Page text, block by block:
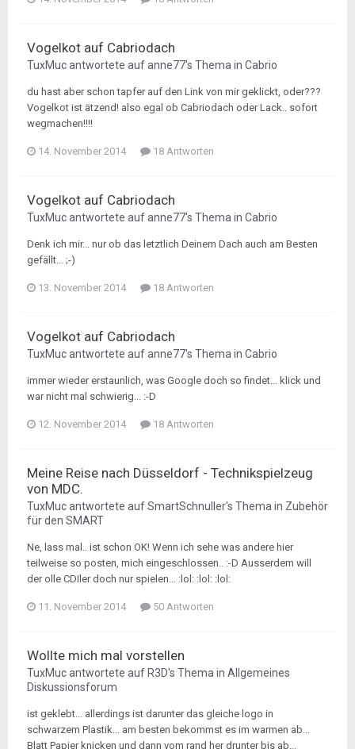
Vogelkot auf Cabriodach
TuxMucantwortete aufanne77's Thema in Cabrio
du hast aber schon tapfer auf den Link von mir geklickt, oder???
Vogelkot ist ätzend! also egal ob Cabriodach oder Lack.. sofort
wegmachen!!!!
14. November 2014 18 Antworten
Vogelkot auf Cabriodach
TuxMucantwortete aufanne77's Thema in Cabrio
Denk ich mir... nur ob das letztlich Deinem Dach auch am Besten
gefällt... ;-)
13. November 2014 18 Antworten
Vogelkot auf Cabriodach
TuxMucantwortete aufanne77's Thema in Cabrio
immer wieder erstaunlich, was Google doch so findet... klick und
war nicht mal schwierig... :-D
12. November 2014 18 Antworten
Meine Reise nach Düsseldorf - Technikspielzeug
von MDC.
TuxMucantwortete aufSmartSchnuller's Thema in Zubehör
für den SMART
Ne, lass mal.. ist schon OK! Wenn ich sehe was andere hier
teilweise so posten, mich eingeschlossen.. :-D Ausserdem will
der olle CDIler doch nur spielen... :lol: :lol: :lol:
11. November 2014 50 Antworten
Wollte mich mal vorstellen
TuxMucantwortete auf R3D's Thema in Allgemeines
Diskussionsforum
ist geklebt... allerdings ist darunter das gleiche logo in
schwarzem Plastik... am besten bekommst es im warmen ab...
Blatt Papier knicken und dann vom rand her drunter bis ab...